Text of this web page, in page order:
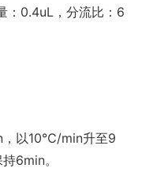
0.4uL，分流比：6
以10℃/min升至9
6min。